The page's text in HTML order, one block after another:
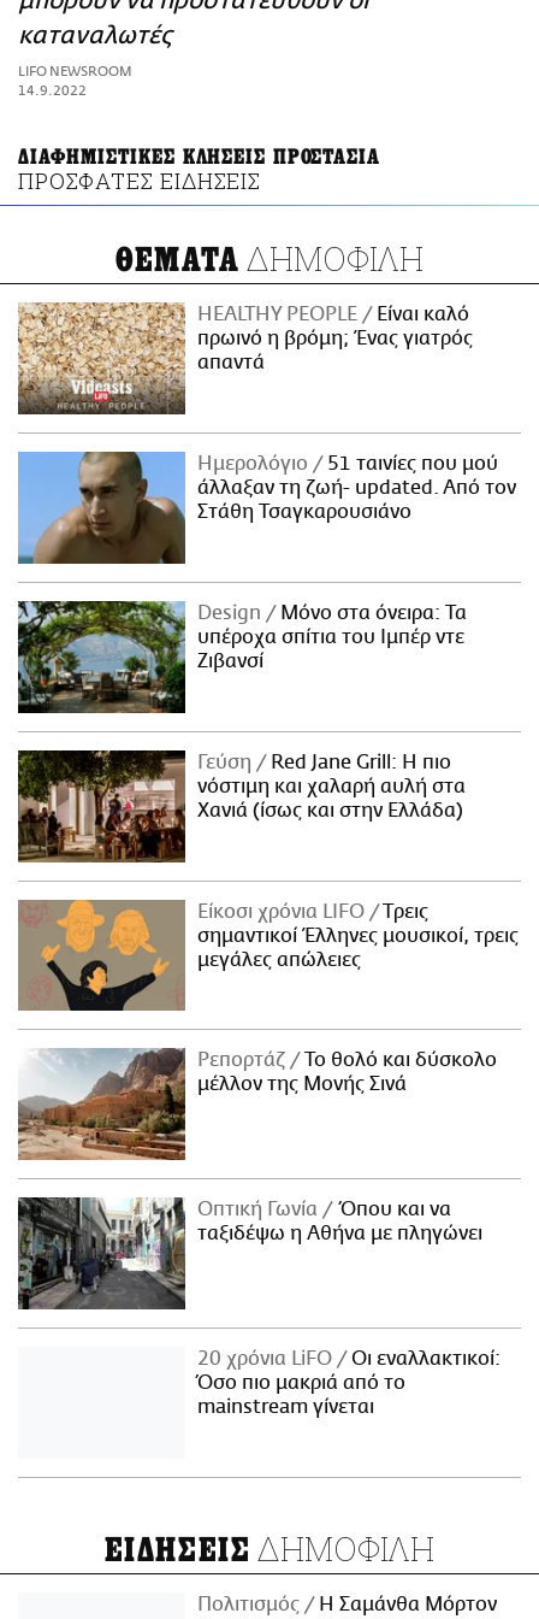
ΑΜΠΑ
PRINT
καταναλωτές
LIFO NEWSROOM
14.9.2022
ΔΙΑΦΗΜΙΣΤΙΚΕΣ ΚΛΗΣΕΙΣ ΠΡΟΣΤΑΣΙΑ
ΠΡΟΣΦΑΤΕΣ ΕΙΔΗΣΕΙΣ
ΘΕΜΑΤΑ ΔΗΜΟΦΙΛΗ
HEALTHY PEOPLE
Είναι καλό
πρωινό η βρόμη; Ένας γιατρός
απαντά
Ημερολόγιο
51 ταινίες που μού
άλλαξαν τη ζωή- updated. Aπό τον
Στάθη Τσαγκαρουσιάνο
Design
Μόνο στα όνειρα: Τα
υπέροχα σπίτια του Ιμπέρ ντε
Ζιβανσί
Γεύση
Red Jane Grill: Η πιο
νόστιμη και χαλαρή αυλή στα
Χανιά (ίσως και στην Ελλάδα)
Είκοσι χρόνια LIFO
Tρεις
σημαντικοί Έλληνες μουσικοί, τρεις
μεγάλες απώλειες
Ρεπορτάζ
Το θολό και δύσκολο
μέλλον της Μονής Σινά
Οπτική Γωνία
Όπου και να
ταξιδέψω η Αθήνα με πληγώνει
20 χρόνια LiFO
Οι εναλλακτικοί:
Όσο πιο μακριά από το
mainstream γίνεται
ΕΙΔΗΣΕΙΣ ΔΗΜΟΦΙΛΗ
Πολιτισμός
Η Σαμάνθα Μόρτον